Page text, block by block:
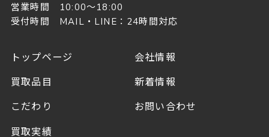
営業時間 10:00～18:00
受付時間 MAIL・LINE：24時間対応
トップページ
買取品目
こだわり
買取実績
会社情報
新着情報
お問い合わせ